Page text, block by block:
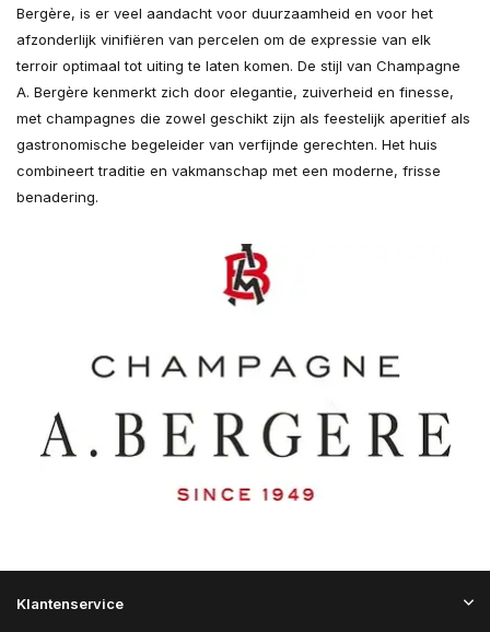
Bergère, is er veel aandacht voor duurzaamheid en voor het
afzonderlijk vinifiëren van percelen om de expressie van elk
terroir optimaal tot uiting te laten komen. De stijl van Champagne
A. Bergère kenmerkt zich door elegantie, zuiverheid en finesse,
met champagnes die zowel geschikt zijn als feestelijk aperitief als
gastronomische begeleider van verfijnde gerechten. Het huis
combineert traditie en vakmanschap met een moderne, frisse
benadering.
Klantenservice